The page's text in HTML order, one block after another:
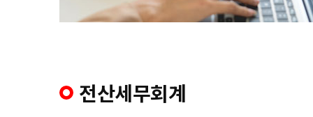
전산세무회계